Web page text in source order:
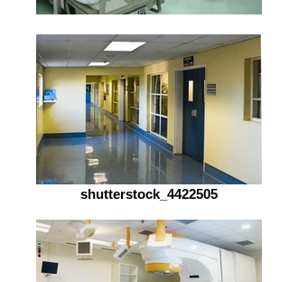
shutterstock_4422505